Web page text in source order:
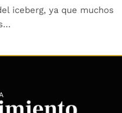
iceberg, ya que muchos